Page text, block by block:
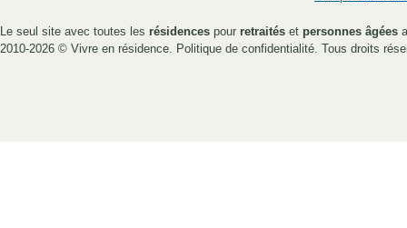
Le seul site avec toutes les résidences pour retraités et personnes âgées
2010-2026 © Vivre en résidence Politique de confidentialité . Tous droits